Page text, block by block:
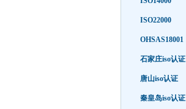
ISO22000
OHSAS18001
石家庄iso认证
唐山iso认证
秦皇岛iso认证